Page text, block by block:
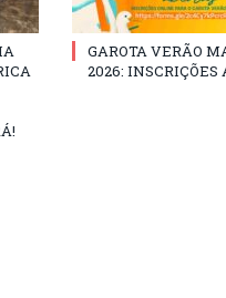
GAROTA VERÃO
2026: INSCRIÇÕES